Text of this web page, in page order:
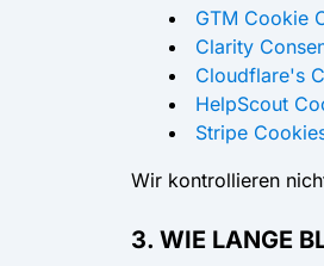
GTM Cookie
Clarity
Cloudflare's
HelpScout
Stripe
Wir kontrollieren
3. WIE LANGE